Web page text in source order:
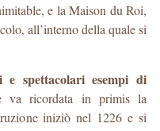
e la Maison du Roi,
all’interno della quale si
spettacolari esempi di
va ricordata in primis la
iniziò nel 1226 e si